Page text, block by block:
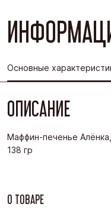
Основные
ОПИСАНИЕ
Маффин-печенье
138 гр
О ТОВАРЕ